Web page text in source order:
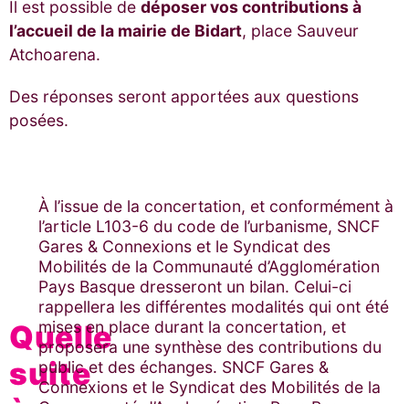
Il est possible de déposer vos contributions à
l’accueil de la mairie de Bidart, place Sauveur
Atchoarena.
Des réponses seront apportées aux questions
posées.
Quelle
suite
À l’issue de la concertation, et conformément à
l’article L103-6 du code de l’urbanisme, SNCF
Gares & Connexions et le Syndicat des
Mobilités de la Communauté d’Agglomération
Pays Basque dresseront un bilan. Celui-ci
rappellera les différentes modalités qui ont été
mises en place durant la concertation, et
proposera une synthèse des contributions du
public et des échanges. SNCF Gares &
Connexions et le Syndicat des Mobilités de la